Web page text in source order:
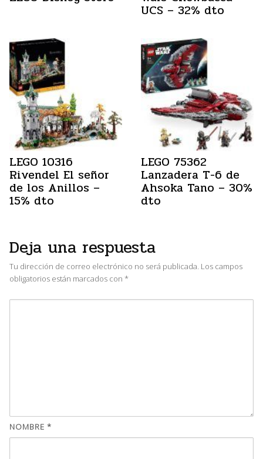
UCS – 32% dto
LEGO 10316
Rivendel El señor
de los Anillos –
15% dto
LEGO 75362
Lanzadera T-6 de
Ahsoka Tano – 30%
dto
Deja una respuesta
Tu dirección de correo electrónico no será publicada. Los campos
obligatorios están marcados con *
NOMBRE *